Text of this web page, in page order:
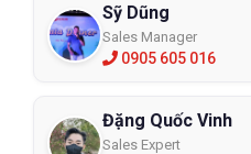
Sỹ Dũng
Sales Manager
0905 605 016
Đặng Quốc Vinh
Sales Expert